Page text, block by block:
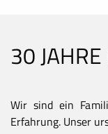
30
Wir sind ein
Erfahrung. Unser